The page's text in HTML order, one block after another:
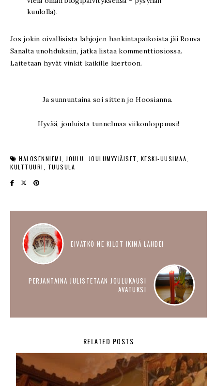
kuulolla).
Jos jokin oivallisista lahjojen hankintapaikoista jäi Rouva
Sanalta unohduksiin, jatka listaa kommenttiosiossa.
Laitetaan hyvät vinkit kaikille kiertoon.
Ja sunnuntaina soi sitten jo Hoosianna.
Hyvää, jouluista tunnelmaa viikonloppuusi!
HALOSENNIEMI JOULU JOULUMYYJÄISET
KESKI-UUSIMAA
KULTTUURI
TUUSULA
EIVÄTKÖ NE KILOT IKINÄ LÄHDE!
PERJANTAINA JULISTETAAN JOULUKAUSI
AVATUKSI
RELATED POSTS